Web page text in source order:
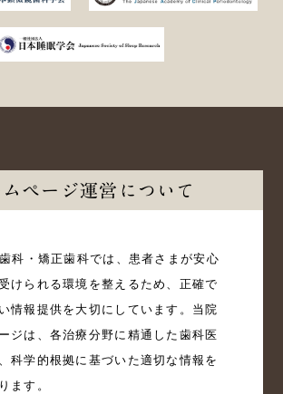
ムページ運営について
科・矯正歯科では、患者さまが安心
けられる環境を整えるため、正確で
情報提供を大切にしています。当院
ジは、各治療分野に精通した歯科医
科学的根拠に基づいた適切な情報を
ます。